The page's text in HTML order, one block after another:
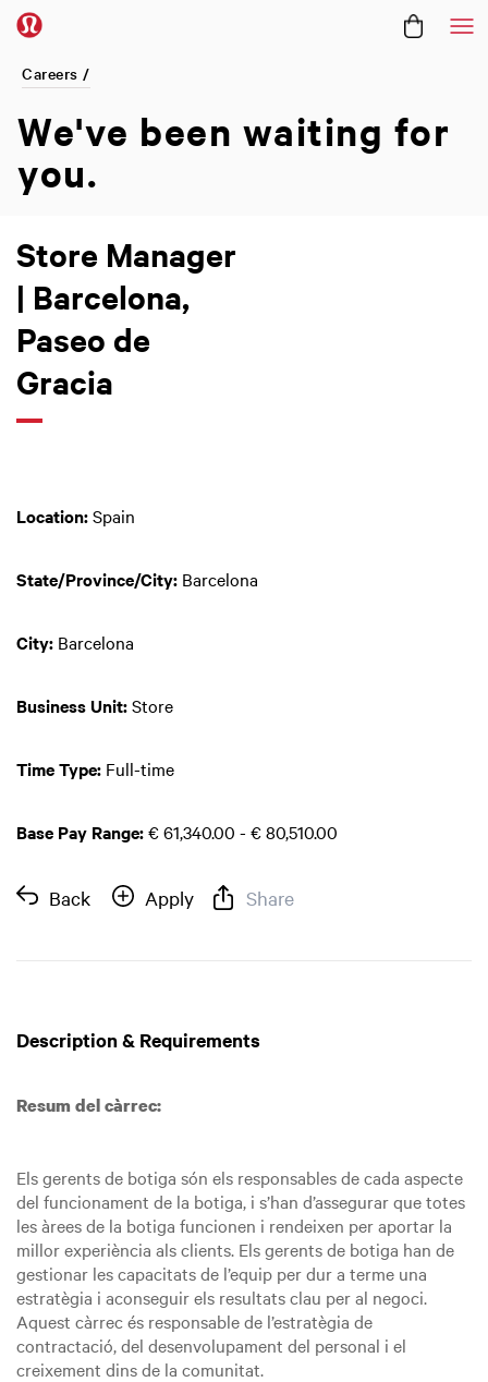
Careers /
We've been waiting for
you.
Store Manager
| Barcelona,
Paseo de
Gracia
Location:Spain
State/Province/City: Barcelona
City: Barcelona
Business Unit:Store
Time Type: Full-time
Base Pay Range:€ 61,340.00 - € 80,510.00
Back Apply Share
Description & Requirements
Resum del càrrec:
Els gerents de botiga són els responsables de cada aspecte
del funcionament de la botiga, i s’han d’assegurar que totes
les àrees de la botiga funcionen i rendeixen per aportar la
millor experiència als clients. Els gerents de botiga han de
gestionar les capacitats de l’equip per dur a terme una
estratègia i aconseguir els resultats clau per al negoci.
Aquest càrrec és responsable de l’estratègia de
contractació, del desenvolupament del personal i el
creixement dins de la comunitat.